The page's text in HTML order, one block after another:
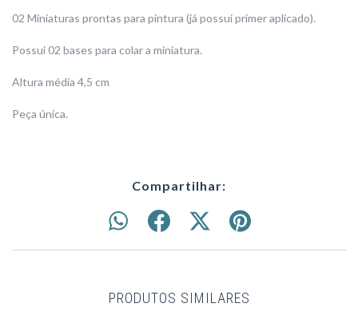
02 Miniaturas prontas para pintura (já possui primer aplicado).
Possui 02 bases para colar a miniatura.
Altura média 4,5 cm
Peça única.
Compartilhar:
PRODUTOS SIMILARES